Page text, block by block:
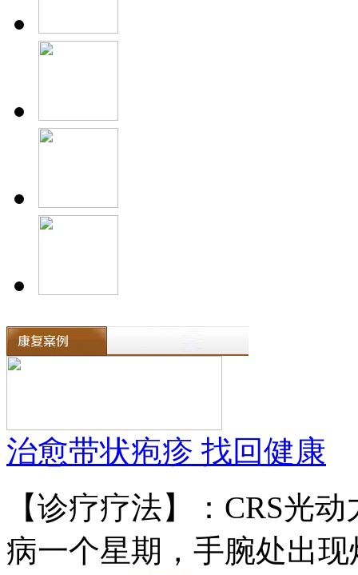
治愈带状疱疹 找回健康
【诊疗疗法】：CRS光
病一个星期，手腕处出